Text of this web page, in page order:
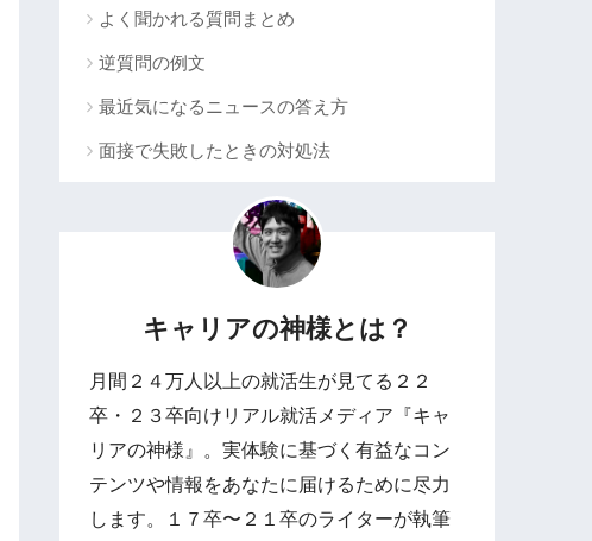
よく聞かれる質問まとめ
逆質問の例文
最近気になるニュースの答え方
面接で失敗したときの対処法
キャリアの神様とは？
月間２４万人以上の就活生が見てる２２
卒・２３卒向けリアル就活メディア『キャ
リアの神様』。実体験に基づく有益なコン
テンツや情報をあなたに届けるために尽力
します。１７卒〜２１卒のライターが執筆